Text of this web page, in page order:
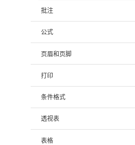
批注
公式
页眉和页脚
打印
条件格式
透视表
表格